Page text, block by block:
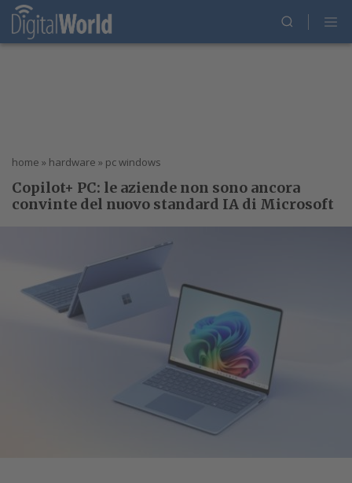
home » hardware » pc windows
Copilot+ PC: le aziende non sono ancora
convinte del nuovo standard IA di Microsoft